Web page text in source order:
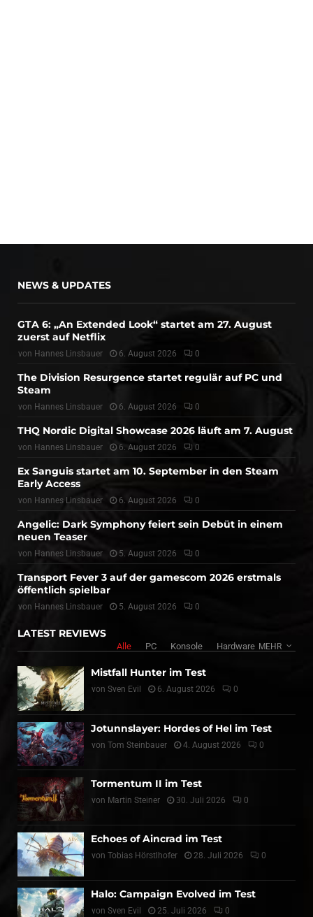
NEWS & UPDATES
GTA 6: „An Extended Look“ startet am 27. August
zuerst auf Netflix
von Hannes Linsbauer 6. August 2026 0
The Division Resurgence startet regulär auf PC und
Steam
von Hannes Linsbauer 6. August 2026 0
THQ Nordic Digital Showcase 2026 läuft am 7. August
von Hannes Linsbauer 6. August 2026 0
Ex Sanguis startet am 10. September in den Steam
Early Access
von Hannes Linsbauer 6. August 2026 0
Angelic: Dark Symphony feiert sein Debüt in einem
neuen Teaser
von Hannes Linsbauer 5. August 2026 0
Transport Fever 3 auf der gamescom 2026 erstmals
öffentlich spielbar
von Hannes Linsbauer 5. August 2026 0
LATEST REVIEWS
Alle PC Konsole Hardware MEHR
Mistfall Hunter im Test
von Sven Evil 6. August 2026 0
Jotunnslayer: Hordes of Hel im Test
von Tom Steinbauer 4. August 2026 0
Tormentum II im Test
von Martin Steiner 30. Juli 2026 0
Echoes of Aincrad im Test
von Tobias Hörstlhofer 28. Juli 2026 0
Halo: Campaign Evolved im Test
von Sven Evil 25. Juli 2026 0